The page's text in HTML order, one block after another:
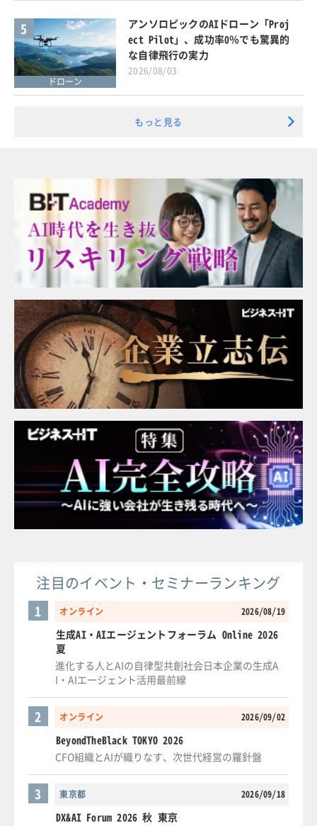
5
ドローン
アンソロピックのAIドローン「Proj
ect Pilot」、成功率0％でも驚異的
な自律飛行の実力
2026/08/03
もっと見る
注目のイベント・セミナーランキング
オンライン 2026/08/19
1
生成AI・AIエージェントフォーラム Online 2026
夏
進化する人とAIの自律型共創社会日本企業の生成A
I・AIエージェント活用最前線
オンライン 2026/09/02
2
BeyondTheBlack TOKYO 2026
CFO組織とAIが織りなす、次世代経営の羅針盤
東京都 2026/09/18
3
DX&AI Forum 2026 秋 東京